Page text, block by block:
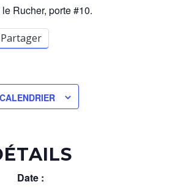
Rucher, porte #10.
Partager
Date :